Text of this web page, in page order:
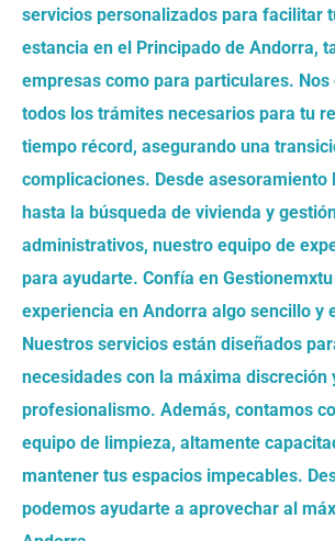
servicios personalizados para facilitar
estancia en el Principado de Andorra,
empresas como para particulares.
todos los trámites necesarios para tu
tiempo récord, asegurando una
complicaciones. Desde asesoramiento
hasta la búsqueda de vivienda y
administrativos, nuestro equipo de
para ayudarte. Confía en
experiencia en Andorra algo sencillo y
Nuestros servicios están diseñados
necesidades con la máxima discreción
profesionalismo. Además, contamos
equipo de limpieza, altamente
mantener tus espacios impecables.
podemos ayudarte a aprovechar al